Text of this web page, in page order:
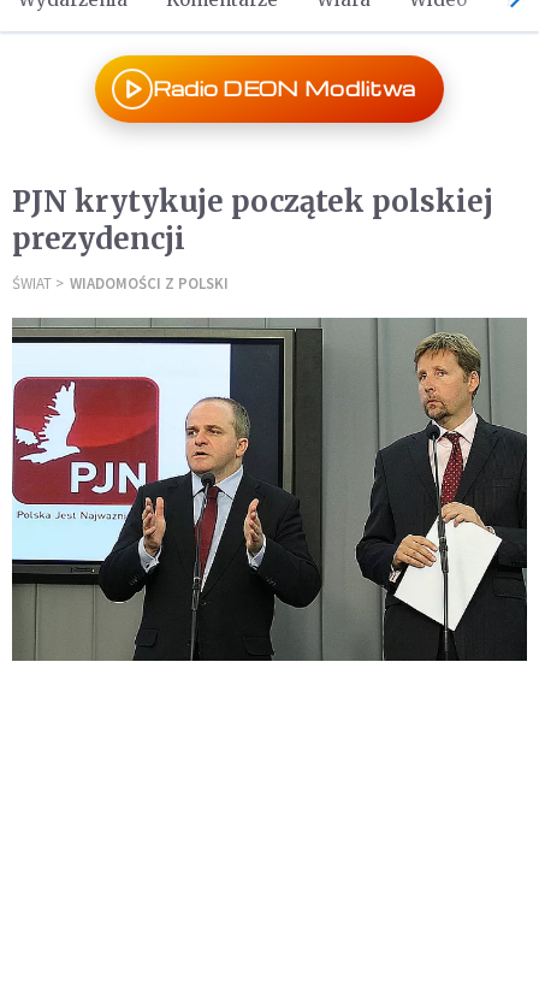
Radio DEON Modlitwa
PJN krytykuje początek polskiej
prezydencji
ŚWIAT WIADOMOŚCI Z POLSKI